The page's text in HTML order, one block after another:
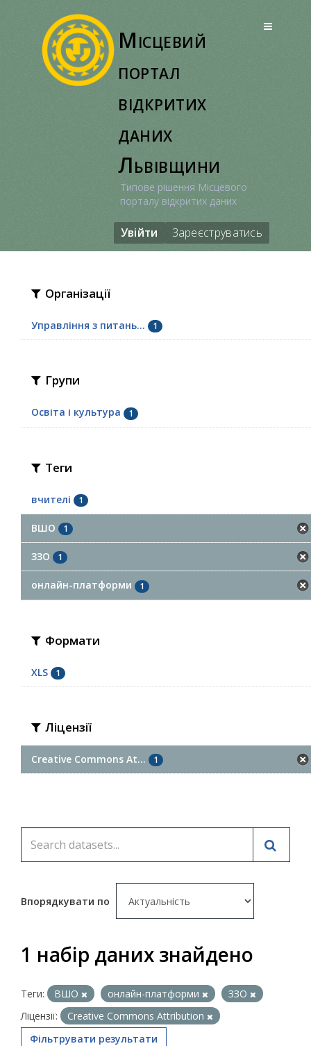
Місцевий
портал
відкритих
даних
Львівщини
Типове рішення Місцевого
порталу відкритих даних
Увійти Зареєструватись
Організації
Управління з питань... 1
Групи
Освіта і культура 1
Теги
вчителі 1
ВШО 1
ЗЗО 1
онлайн-платформи 1
Формати
XLS 1
Ліцензії
Creative Commons At... 1
Впорядкувати по
1 набір даних знайдено
Теги: ВШО онлайн-платформи
ЗЗО
Ліцензії:
Creative Commons Attribution
Фільтрувати результати